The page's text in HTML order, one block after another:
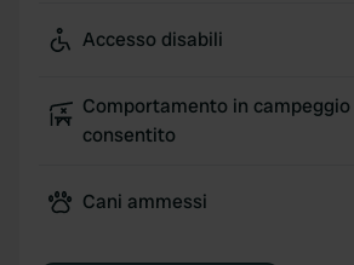
Accesso disabili
Comportamento in campeggio
consentito
Cani ammessi